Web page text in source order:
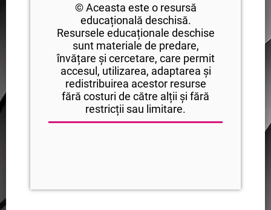
© Aceasta este o resursă
educațională deschisă.
Resursele educaționale deschise
sunt materiale de predare,
învățare și cercetare, care permit
accesul, utilizarea, adaptarea și
redistribuirea acestor resurse
fără costuri de către alții și fără
restricții sau limitare.